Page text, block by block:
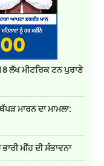
ਲੱਖ ਮੀਟਰਿਕ ਟਨ ਪੁਰਾਣੇ
ਮਾਰਨ ਦਾ ਮਾਮਲਾ:
ਮੀਂਹ ਦੀ ਸੰਭਾਵਨਾ